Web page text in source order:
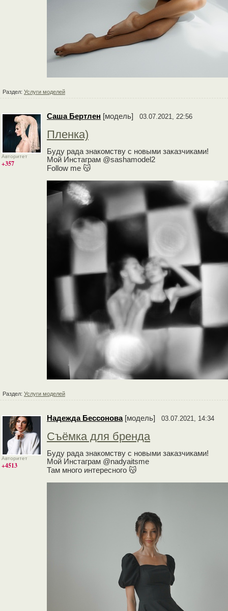
Раздел: Услуги моделей
Авторитет
+357
Cаша Бертлен [модель] 03.07.2021, 22:56
Пленка)
Буду рада знакомству с новыми заказчиками!
Мой Инстаграм @sashamodel2
Follow me 😽
Раздел: Услуги моделей
Авторитет
+4513
Надежда Бессонова[модель] 03.07.2021, 14:34
Съёмка для бренда
Буду рада знакомству с новыми заказчиками!
Мой Инстаграм @nadyaitsme
Там много интересного 😽